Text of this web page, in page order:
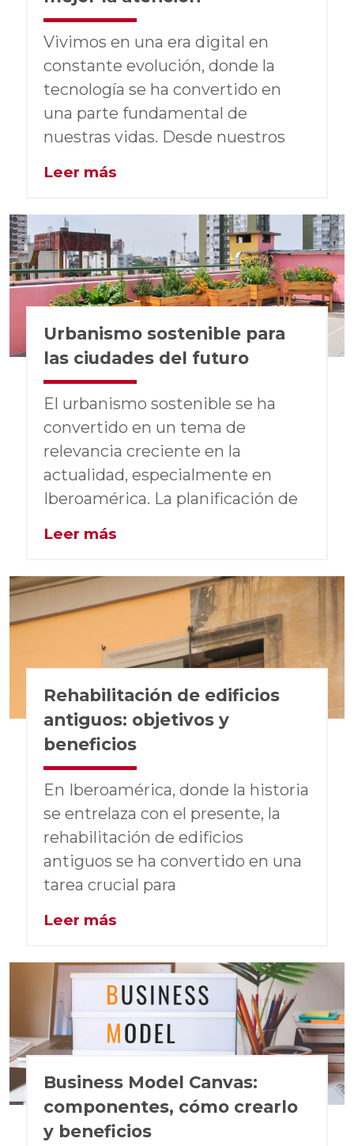
Vivimos en una era digital en
constante evolución, donde la
tecnología se ha convertido en
una parte fundamental de
nuestras vidas. Desde nuestros
Leer más
Urbanismo sostenible para
las ciudades del futuro
El urbanismo sostenible se ha
convertido en un tema de
relevancia creciente en la
actualidad, especialmente en
Iberoamérica. La planificación de
Leer más
Rehabilitación de edificios
antiguos: objetivos y
beneficios
En Iberoamérica, donde la historia
se entrelaza con el presente, la
rehabilitación de edificios
antiguos se ha convertido en una
tarea crucial para
Leer más
Business Model Canvas:
componentes, cómo crearlo
y beneficios